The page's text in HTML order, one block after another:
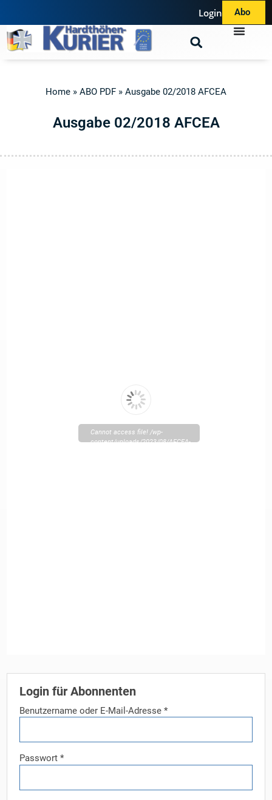
Login Abo
Home » ABO PDF » Ausgabe 02/2018 AFCEA
Ausgabe 02/2018 AFCEA
Cannot access file! /wp-
content/uploads/2023/08/AFCEA-
Login für Abonnenten
Benutzername oder E-Mail-Adresse*
Passwort*